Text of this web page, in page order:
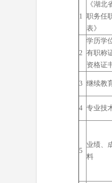
1
《湖北
职务任
表》
2
学历学
有职称
资格证
3 继续教
4 专业技
5
业绩、
料